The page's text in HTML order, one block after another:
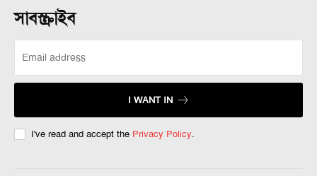
সাবস্ক্রাইব
I WANT IN
I've read and accept the Privacy Policy.